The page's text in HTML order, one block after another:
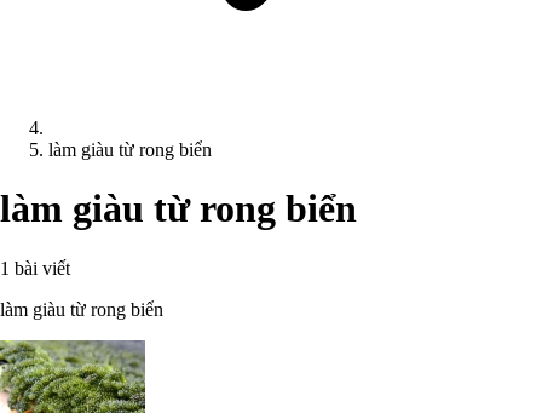
làm giàu từ rong biển
làm giàu từ rong biển
1 bài viết
làm giàu từ rong biển